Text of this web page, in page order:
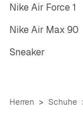
Nike Air Force 1
Nike Air Max 90
Sneaker
Herren Schuhe